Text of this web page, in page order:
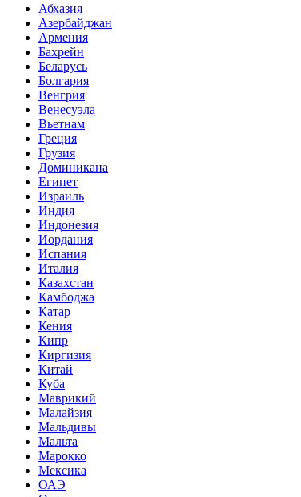
Абхазия
Азербайджан
Армения
Бахрейн
Беларусь
Болгария
Венгрия
Венесуэла
Вьетнам
Греция
Грузия
Доминикана
Египет
Израиль
Индия
Индонезия
Иордания
Испания
Италия
Казахстан
Камбоджа
Катар
Кения
Кипр
Киргизия
Китай
Куба
Маврикий
Малайзия
Мальдивы
Мальта
Марокко
Мексика
ОАЭ